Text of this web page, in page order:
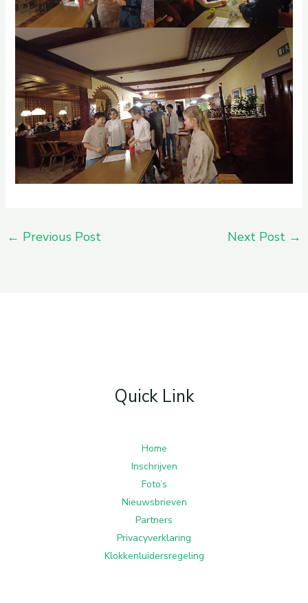
← Previous Post Next Post →
Quick Link
Home
Inschrijven
Foto’s
Nieuwsbrieven
Partners
Privacyverklaring
Klokkenluidersregeling